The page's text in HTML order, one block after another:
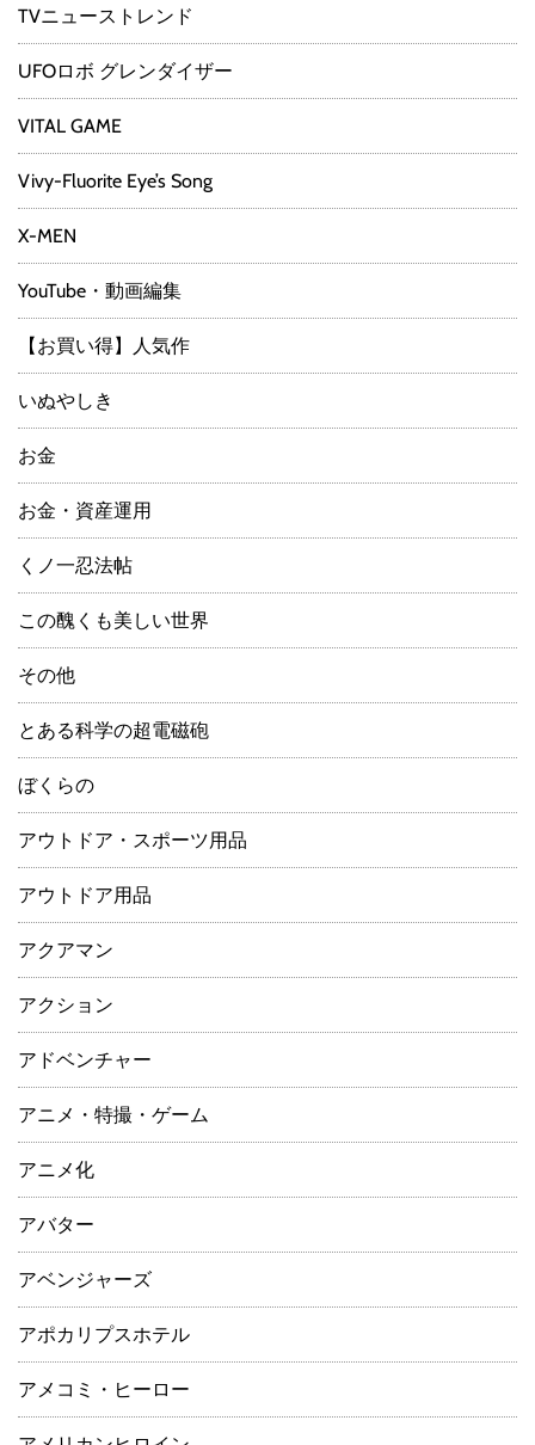
TVニューストレンド
UFOロボ グレンダイザー
VITAL GAME
Vivy-Fluorite Eye’s Song
X-MEN
YouTube・動画編集
【お買い得】人気作
いぬやしき
お金
お金・資産運用
くノ一忍法帖
この醜くも美しい世界
その他
とある科学の超電磁砲
ぼくらの
アウトドア・スポーツ用品
アウトドア用品
アクアマン
アクション
アドベンチャー
アニメ・特撮・ゲーム
アニメ化
アバター
アベンジャーズ
アポカリプスホテル
アメコミ・ヒーロー